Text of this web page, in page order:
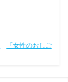
「女性のおしご